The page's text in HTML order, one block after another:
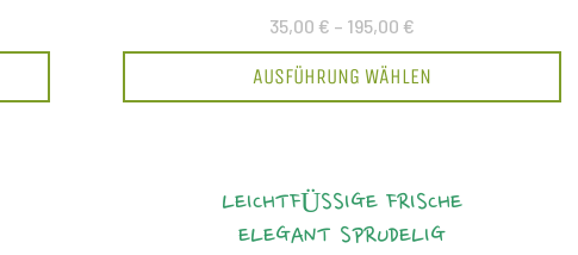
35,00 € – 195,00 €
AUSFÜHRUNG WÄHLEN
LEICHTFÜSSIGE FRISCHE
ELEGANT SPRUDELIG